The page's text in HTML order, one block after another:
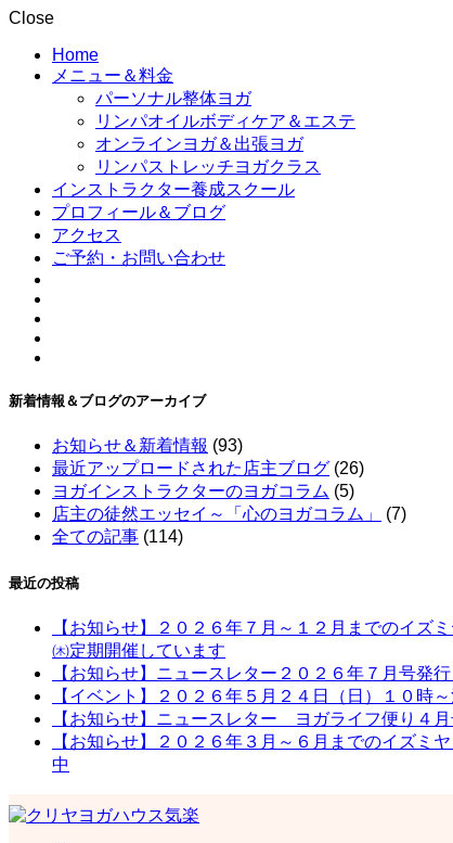
Close
Home
メニュー＆料金
パーソナル整体ヨガ
リンパオイルボディケア＆エステ
オンラインヨガ＆出張ヨガ
リンパストレッチヨガクラス
インストラクター養成スクール
プロフィール＆ブログ
アクセス
ご予約・お問い合わせ
新着情報＆ブログのアーカイブ
お知らせ＆新着情報 (93)
最近アップロードされた店主ブログ (26)
ヨガインストラクターのヨガコラム (5)
店主の徒然エッセイ～「心のヨガコラム」
(7)
全ての記事 (114)
最近の投稿
【お知らせ】２０２６年７月～１２月までのイズ
㈭定期開催しています
【お知らせ】ニュースレター２０２６年７月号発
【イベント】２０２６年５月２４日（日）１０時
【お知らせ】ニュースレター ヨガライフ便り４
【お知らせ】２０２６年３月～６月までのイズミ
中